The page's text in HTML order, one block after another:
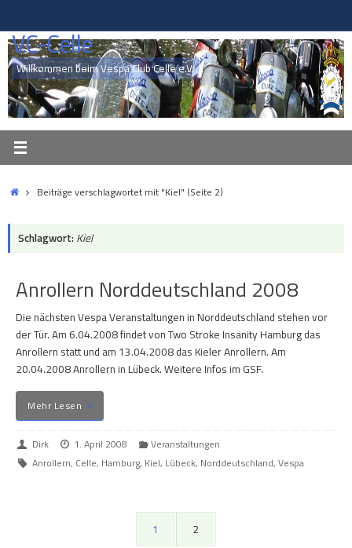
springen
VC-Celle
Willkommen beim Vespa Club Celle e.V.
StartBeiträge verschlagwortet mit "Kiel" (Seite 2)
Schlagwort: Kiel
Anrollern Norddeutschland 2008
Die nächsten Vespa Veranstaltungen in Norddeutschland stehen vor
der Tür. Am 6.04.2008 findet von Two Stroke Insanity Hamburg das
Anrollern statt und am 13.04.2008 das Kieler Anrollern. Am
20.04.2008 Anrollern in Lübeck. Weitere Infos im GSF.
Mehr Lesen
Dirk 1. April 2008
Veranstaltungen
Anrollern, Celle, Hamburg, Kiel, Lübeck, Norddeutschland, Vespa
1 2